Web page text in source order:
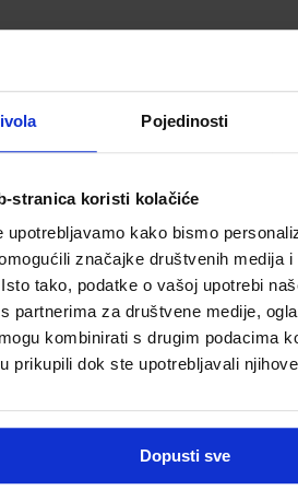
Pojedinosti
stranica koristi kolačiće
upotrebljavamo kako bismo
značajke društvenih medija i
tako, podatke o vašoj upotrebi
partnerima za društvene medije,
kombinirati s drugim podacima
prikupili dok ste upotrebljavali
Dopusti sve